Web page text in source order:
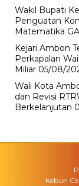
Wakil Bupati
Penguatan
Matematika
Kejari Ambon
Perkapalan
Miliar 05/08/
Wali Kota
dan Revisi
Berkelanjutan
Kebun